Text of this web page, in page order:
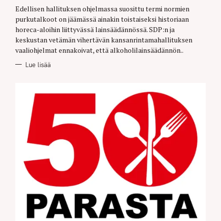
Edellisen hallituksen ohjelmassa suosittu termi normien
purkutalkoot on jäämässä ainakin toistaiseksi historiaan
horeca-aloihin liittyvässä lainsäädännössä. SDP:n ja
keskustan vetämän vihertävän kansanrintamahallituksen
vaaliohjelmat ennakoivat, että alkoholilainsäädännön..
Lue lisää